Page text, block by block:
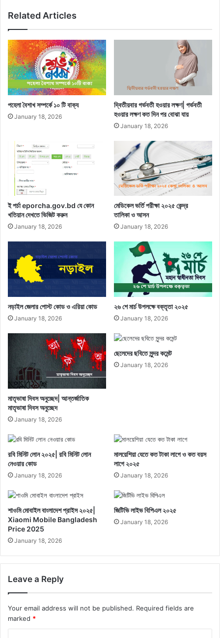
Related Articles
পহেলা বৈশাখ সম্পর্কে ১০ টি বাক্য
January 18, 2026
দ্বিতীয়বার গর্ভবতী হওয়ার লক্ষণ| গর্ভবতী
হওয়ার লক্ষণ কত দিন পর বোঝা যায়
January 18, 2026
ই পর্চা eporcha.gov.bd যে কোন
খতিয়ান দেখতে ভিজিট করুন
January 18, 2026
মেডিকেল ভর্তি পরীক্ষা ২০২৫ কেন্দ্র
তালিকা ও আসন
January 18, 2026
নড়াইল জেলার পোস্ট কোড ও এরিয়া কোড
January 18, 2026
২৬ শে মার্চ উপলক্ষে বক্তৃতা ২০২৫
January 18, 2026
মাতৃভাষা দিবস অনুচ্ছেদ| আন্তর্জাতিক
মাতৃভাষা দিবস অনুচ্ছেদ
January 18, 2026
ছেলেদের ছবিতে সুন্দর কমেন্ট
January 18, 2026
রবি মিনিট লোন ২০২৫| রবি মিনিট লোন
নেওয়ার কোড
January 18, 2026
মালয়েশিয়া যেতে কত টাকা লাগে ও কত বয়স
লাগে ২০২৫
January 18, 2026
শাওমি মোবাইল বাংলাদেশ প্রাইস ২০২৫|
Xiaomi Mobile Bangladesh
Price 2025
January 18, 2026
জিটিভি লাইভ বিপিএল ২০২৫
January 18, 2026
Leave a Reply
Your email address will not be published. Required fields are
marked *